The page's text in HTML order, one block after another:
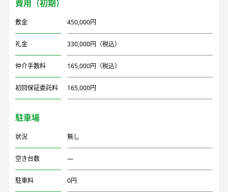
費用（初期）
敷金 450,000円
礼金 330,000円（税込）
仲介手数料 165,000円（税込）
初回保証委託料 165,000円
駐車場
状況 無し
空き台数 ―
駐車料 0円